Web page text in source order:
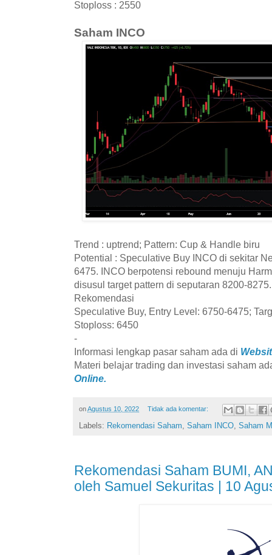
Stoploss : 2550
Saham INCO
Trend : uptrend; Pattern: Cup & Handle biru
Potential : Speculative Buy INCO di sekitar
6475. INCO berpotensi rebound menuju
disusul target pattern di seputaran 8200-8275.
Rekomendasi
Speculative Buy, Entry Level: 6750-6475;
Stoploss: 6450
-
Informasi lengkap pasar saham ada di
Materi belajar trading dan investasi saham
Online.
onAgustus 10, 2022 Tidak ada komentar:
Labels: Rekomendasi Saham Saham INCO Saham
Rekomendasi Saham BUMI,
oleh Samuel Sekuritas | 10